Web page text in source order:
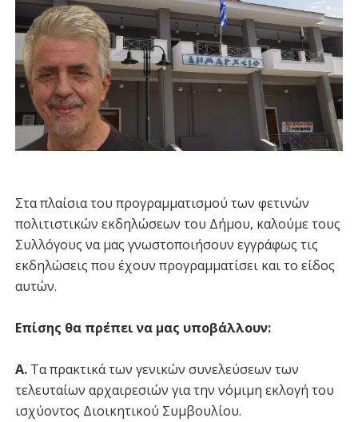
Στα πλαίσια του προγραμματισμού των φετινών
πολιτιστικών εκδηλώσεων του Δήμου, καλούμε τους
Συλλόγους να μας γνωστοποιήσουν εγγράφως τις
εκδηλώσεις που έχουν προγραμματίσει και το είδος
αυτών.
Επίσης θα πρέπει να μας υποβάλλουν:
Α. Τα πρακτικά των γενικών συνελεύσεων των
τελευταίων αρχαιρεσιών για την νόμιμη εκλογή του
ισχύοντος Διοικητικού Συμβουλίου.